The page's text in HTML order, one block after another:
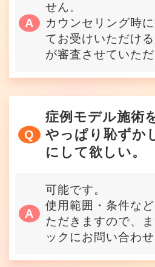
せん。
カウンセリング時
てお受けいただけ
が審査させていただ
症例モデル施術
やっぱり恥ずか
にして欲しい。
可能です。
使用範囲・条件な
ただきますので、
ックにお問い合わせ